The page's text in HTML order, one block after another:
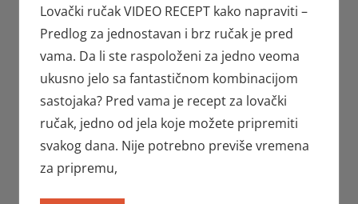
Lovački ručak VIDEO RECEPT kako napraviti –
Predlog za jednostavan i brz ručak je pred
vama. Da li ste raspoloženi za jedno veoma
ukusno jelo sa fantastičnom kombinacijom
sastojaka? Pred vama je recept za lovački
ručak, jedno od jela koje možete pripremiti
svakog dana. Nije potrebno previše vremena
za pripremu,